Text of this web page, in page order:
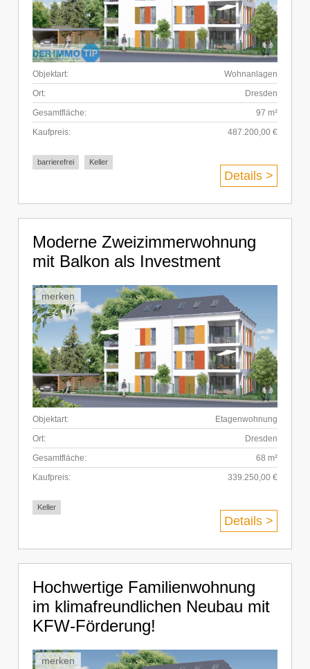
Objektart:
Wohnanlagen
Ort:
Dresden
Gesamtfläche:
97 m²
Kaufpreis:
487.200,00 €
barrierefrei Keller
Details >
Moderne Zweizimmerwohnung
mit Balkon als Investment
merken
Objektart:
Etagenwohnung
Ort:
Dresden
Gesamtfläche:
68 m²
Kaufpreis:
339.250,00 €
Keller
Details >
Hochwertige Familienwohnung
im klimafreundlichen Neubau mit
KFW-Förderung!
merken